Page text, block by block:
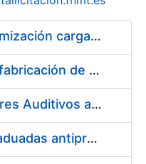
Pliego condiciones optimización cargas compras firmado
Acuerdo marco para la fabricación de piezas
Suministro de Protectores Auditivos a medida para las personas trabajadoras de los Centros de Trabajo de Madrid y Burgos
Suministro de gafas graduadas antiproyecciones para los trabajadores de la FNMT-RCM en los centros de trabajo de Madrid y Burgos